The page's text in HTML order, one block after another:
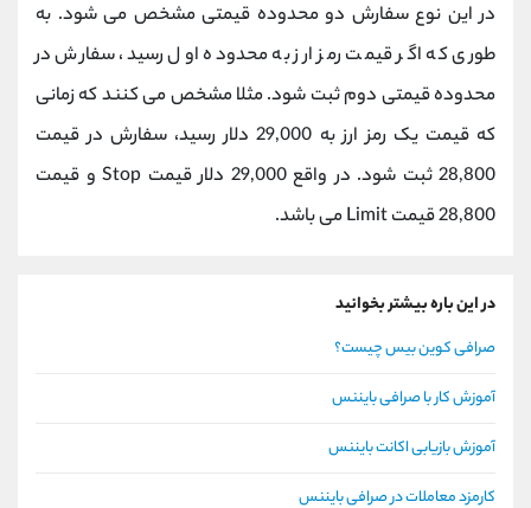
در این نوع سفارش دو محدوده قیمتی مشخص می شود. به
طوری که اگر قیمت رمز ارز به محدوده اول رسید، سفارش در
محدوده قیمتی دوم ثبت شود. مثلا مشخص می کنند که زمانی
که قیمت یک رمز ارز به 29,000 دلار رسید، سفارش در قیمت
28,800 ثبت شود. در واقع 29,000 دلار قیمت Stop و قیمت
28,800 قیمت Limit می باشد.
در این باره بیشتر بخوانید
صرافی کوین بیس چیست؟
آموزش کار با صرافی بایننس
آموزش بازیابی اکانت بایننس
کارمزد معاملات در صرافی بایننس